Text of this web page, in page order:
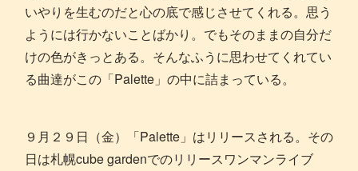
いやりを生むのだと心の底で感じさせてくれる。思う
ようには行かないことばかり。でもそのままの自分だ
けの色がきっとある。そんなふうに思わせてくれてい
る曲達がこの「Palette」の中に詰まっている。
９月２９日（金）「Palette」はリリースされる。その
日は札幌cube gardenでのリリースワンマンライブ